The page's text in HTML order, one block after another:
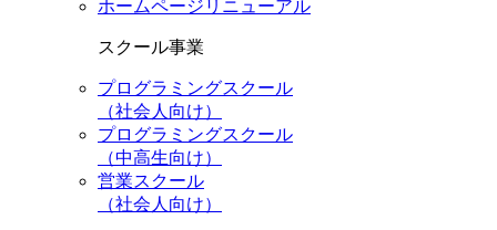
ホームページリニューアル
スクール事業
プログラミングスクール
（社会人向け）
プログラミングスクール
（中高生向け）
営業スクール
（社会人向け）